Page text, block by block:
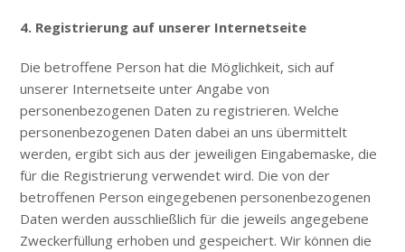
4. Registrierung auf unserer Internetseite
Die betroffene Person hat die Möglichkeit, sich auf
unserer Internetseite unter Angabe von
personenbezogenen Daten zu registrieren. Welche
personenbezogenen Daten dabei an uns übermittelt
werden, ergibt sich aus der jeweiligen Eingabemaske, die
für die Registrierung verwendet wird. Die von der
betroffenen Person eingegebenen personenbezogenen
Daten werden ausschließlich für die jeweils angegebene
Zweckerfüllung erhoben und gespeichert. Wir können die